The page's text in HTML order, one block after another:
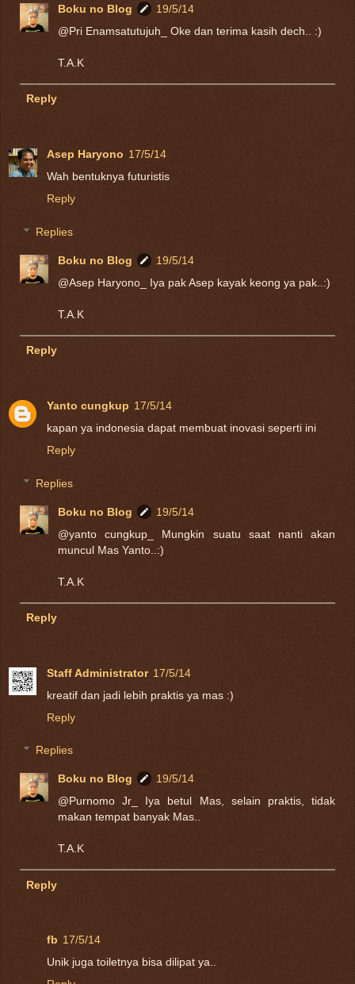
Boku no Blog
19/5/14
@Pri Enamsatutujuh_ Oke dan terima kasih dech.. :)
T.A.K
Reply
Asep Haryono 17/5/14
Wah bentuknya futuristis
Reply
Replies
Boku no Blog
19/5/14
@Asep Haryono_ Iya pak Asep kayak keong ya pak..:)
T.A.K
Reply
Yanto cungkup 17/5/14
kapan ya indonesia dapat membuat inovasi seperti ini
Reply
Replies
Boku no Blog
19/5/14
@yanto cungkup_ Mungkin suatu saat nanti akan
muncul Mas Yanto..:)
T.A.K
Reply
Staff Administrator 17/5/14
kreatif dan jadi lebih praktis ya mas :)
Reply
Replies
Boku no Blog
19/5/14
@Purnomo Jr_ Iya betul Mas, selain praktis, tidak
makan tempat banyak Mas..
T.A.K
Reply
fb 17/5/14
Unik juga toiletnya bisa dilipat ya..